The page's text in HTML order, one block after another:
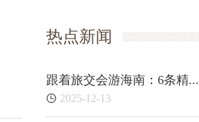
热点新闻
跟着旅交会游海南：6条精...
2025-12-13